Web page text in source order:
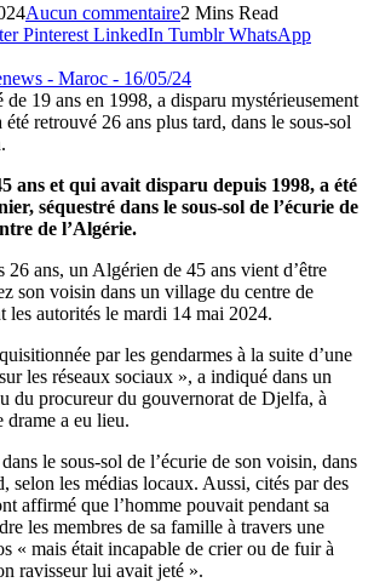
Aucun commentaire2 Mins Read
Pinterest LinkedIn Tumblr WhatsApp
19 ans en 1998, a disparu mystérieusement
été retrouvé 26 ans plus tard, dans le sous-sol
ans et qui avait disparu depuis 1998, a été
séquestré dans le sous-sol de l’écurie de
de l’Algérie.
26 ans, un Algérien de 45 ans vient d’être
son voisin dans un village du centre de
les autorités le mardi 14 mai 2024.
par les gendarmes à la suite d’une
les réseaux sociaux », a indiqué dans un
du procureur du gouvernorat de Djelfa, à
drame a eu lieu.
le sous-sol de l’écurie de son voisin, dans
selon les médias locaux. Aussi, cités par des
affirmé que l’homme pouvait pendant sa
les membres de sa famille à travers une
« mais était incapable de crier ou de fuir à
ravisseur lui avait jeté ».